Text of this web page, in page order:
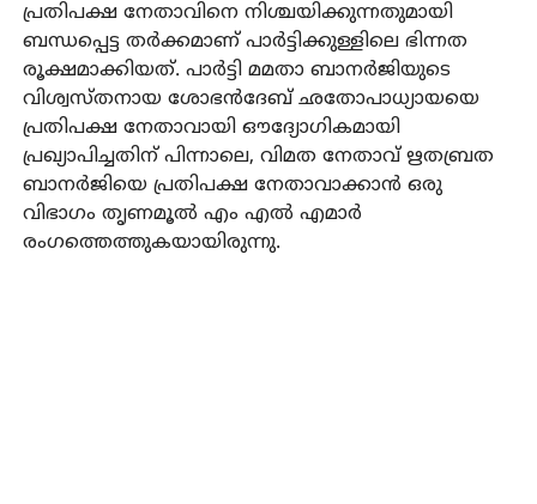
പ്രതിപക്ഷ നേതാവിനെ നിശ്ചയിക്കുന്നതുമായി
ബന്ധപ്പെട്ട തര്‍ക്കമാണ് പാര്‍ട്ടിക്കുള്ളിലെ ഭിന്നത
രൂക്ഷമാക്കിയത്. പാര്‍ട്ടി മമതാ ബാനര്‍ജിയുടെ
വിശ്വസ്തനായ ശോഭന്‍ദേബ് ഛതോപാധ്യായയെ
പ്രതിപക്ഷ നേതാവായി ഔദ്യോഗികമായി
പ്രഖ്യാപിച്ചതിന് പിന്നാലെ, വിമത നേതാവ് ഋതബ്രത
ബാനര്‍ജിയെ പ്രതിപക്ഷ നേതാവാക്കാന്‍ ഒരു
വിഭാഗം തൃണമൂല്‍ എം എല്‍ എമാര്‍
രംഗത്തെത്തുകയായിരുന്നു.